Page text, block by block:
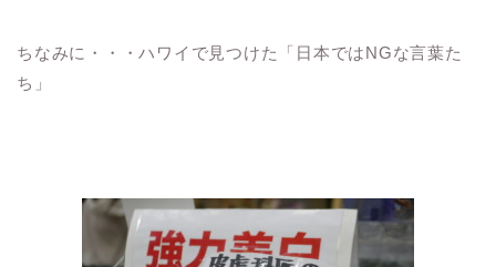
ちなみに・・・ハワイで見つけた「日本ではNGな言葉た
ち」